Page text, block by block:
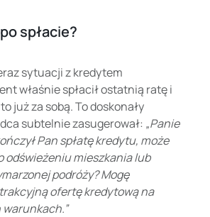
spłacie?
sytuacji z kredytem
właśnie spłacił ostatnią ratę i
już za sobą. To doskonały
subtelnie zasugerował: „Panie
Pan spłatę kredytu, może
odświeżeniu mieszkania lub
podróży? Mogę
ofertę kredytową na